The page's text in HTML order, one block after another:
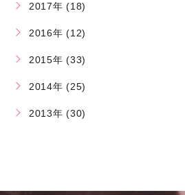
2017年 (18)
2016年 (12)
2015年 (33)
2014年 (25)
2013年 (30)